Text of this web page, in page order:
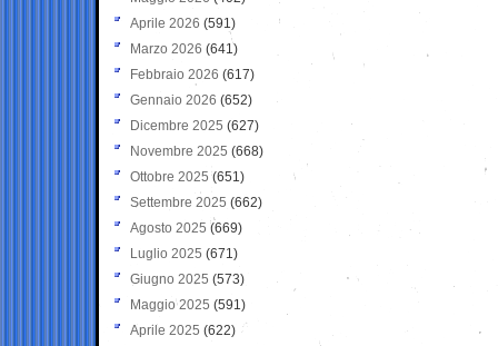
Aprile 2026 (591)
Marzo 2026 (641)
Febbraio 2026 (617)
Gennaio 2026 (652)
Dicembre 2025 (627)
Novembre 2025 (668)
Ottobre 2025 (651)
Settembre 2025 (662)
Agosto 2025 (669)
Luglio 2025 (671)
Giugno 2025 (573)
Maggio 2025 (591)
Aprile 2025 (622)